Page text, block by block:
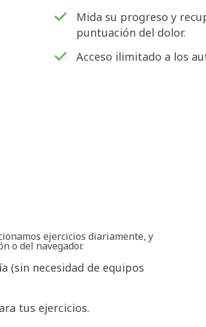
Mida su progreso y
puntuación del dolor.
Acceso ilimitado a los
ejercicios diariamente, y
o del navegador.
(sin necesidad de equipos
tus ejercicios.